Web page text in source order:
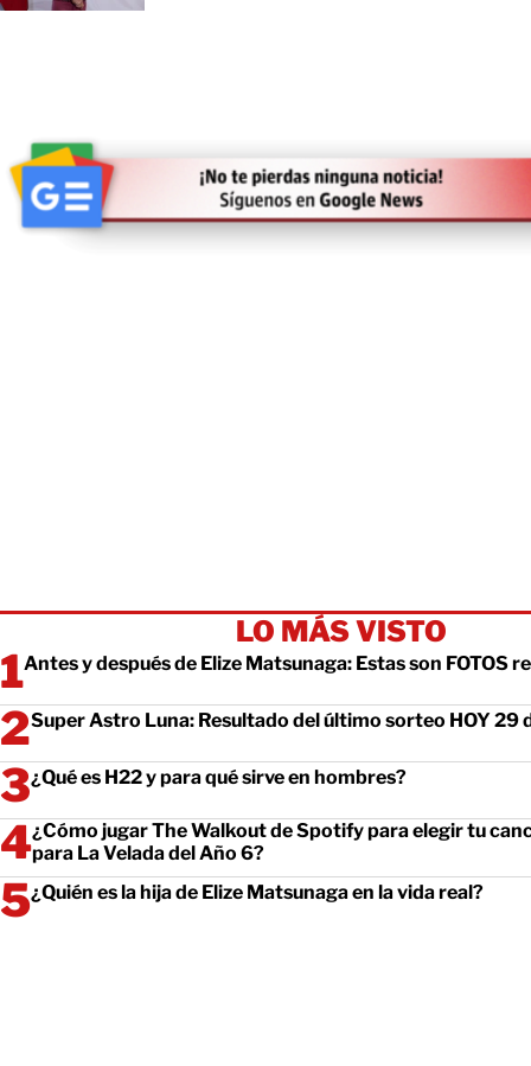
LO MÁS VISTO
Antes y después de Elize Matsunaga: Estas son FOTOS
Super Astro Luna: Resultado del último sorteo HOY 29
¿Qué es H22 y para qué sirve en hombres?
¿Cómo jugar The Walkout de Spotify para elegir tu
para La Velada del Año 6?
¿Quién es la hija de Elize Matsunaga en la vida real?